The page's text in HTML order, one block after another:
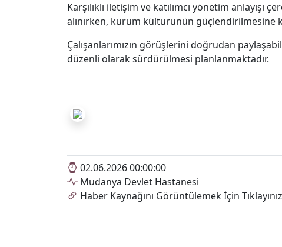
Karşılıklı iletişim ve katılımcı yönetim
alınırken, kurum kültürünün güçlendirilmesine
Çalışanlarımızın görüşlerini doğrudan
düzenli olarak sürdürülmesi planlanmaktadır.
02.06.2026 00:00:00
Mudanya Devlet Hastanesi
Haber Kaynağını Görüntülemek İçin Tıklayınız